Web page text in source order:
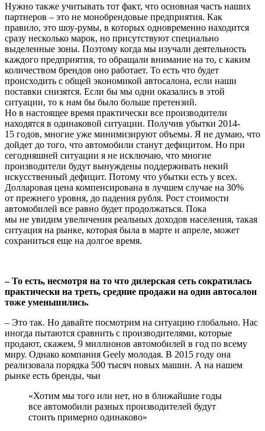
Нужно также учитывать тот факт, что основная часть наших
партнеров – это не монобрендовые предприятия. Как
правило, это шоу-румы, в которых одновременно находится
сразу несколько марок, но присутствуют специально
выделенные зоны. Поэтому когда мы изучали деятельность
каждого предприятия, то обращали внимание на то, с каким
количеством брендов оно работает. То есть что будет
происходить с общей экономикой автосалона, если наши
поставки снизятся. Если бы мы одни оказались в этой
ситуации, то к нам бы было больше претензий.
Но в настоящее время практически все производители
находятся в одинаковой ситуации. Получив убытки 2014-
15 годов, многие уже минимизируют объемы. Я не думаю, что
дойдет до того, что автомобили станут дефицитом. Но при
сегодняшней ситуации я не исключаю, что многие
производители будут вынуждены поддерживать некий
искусственный дефицит. Потому что убытки есть у всех.
Долларовая цена компенсирована в лучшем случае на 30%
от прежнего уровня, до падения рубля. Рост стоимости
автомобилей все равно будет продолжаться. Пока
мы не увидим увеличения реальных доходов населения, такая
ситуация на рынке, которая была в марте и апреле, может
сохраниться еще на долгое время.
– То есть, несмотря на то что дилерская сеть сократилась
практически на треть, средние продажи на один автосалон
тоже уменьшились.
– Это так. Но давайте посмотрим на ситуацию глобально. Нас
иногда пытаются сравнить с производителями, которые
продают, скажем, 9 миллионов автомобилей в год по всему
миру. Однако компания Geely молодая. В 2015 году она
реализовала порядка 500 тысяч новых машин. А на нашем
рынке есть бренды, чьи
«Хотим мы того или нет, но в ближайшие годы
все автомобили разных производителей будут
стоить примерно одинаково»